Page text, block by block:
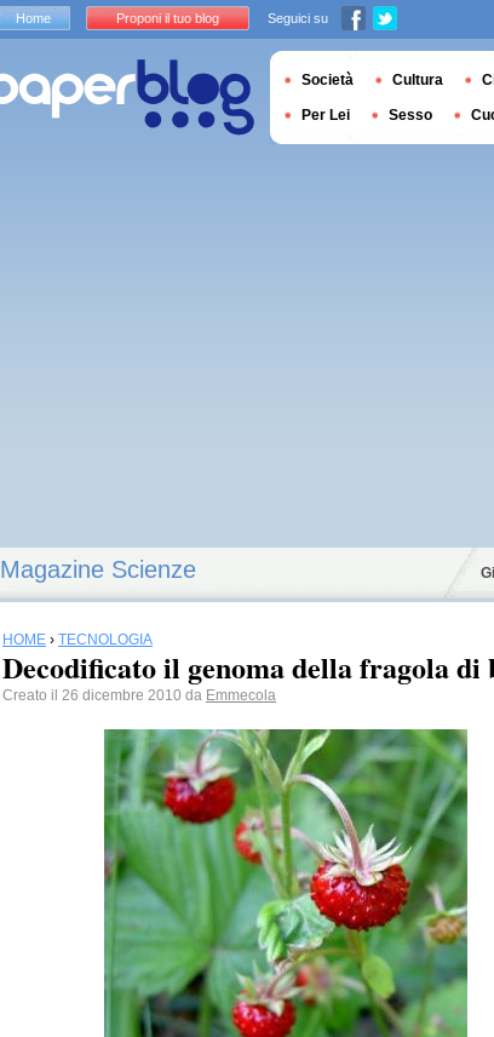
Magazine Scienze
HOME › TECNOLOGIA
Decodificato il genoma della fragola di
Creato il 26 dicembre 2010 da Emmecola
Home Proponi il tuo blog Seguici su
Società Cultura
Per Lei Sesso